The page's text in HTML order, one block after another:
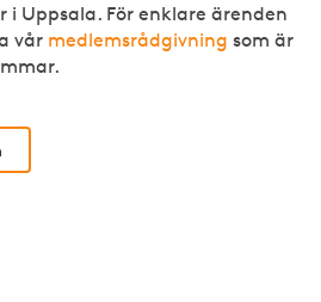
i Uppsala. För enklare ärenden
vår medlemsrådgivning som är